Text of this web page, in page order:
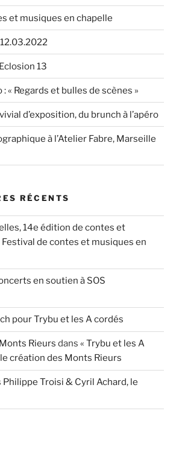
et musiques en chapelle
13
« Regards et bulles de scènes »
d’exposition, du brunch à l’apéro
à l’Atelier Fabre, Marseille
RÉCENTS
14e édition de contes et
Festival de contes et musiques en
en soutien à SOS
pour Trybu et les A cordés
Rieurs dans « Trybu et les A
création des Monts Rieurs
Philippe Troisi & Cyril Achard, le